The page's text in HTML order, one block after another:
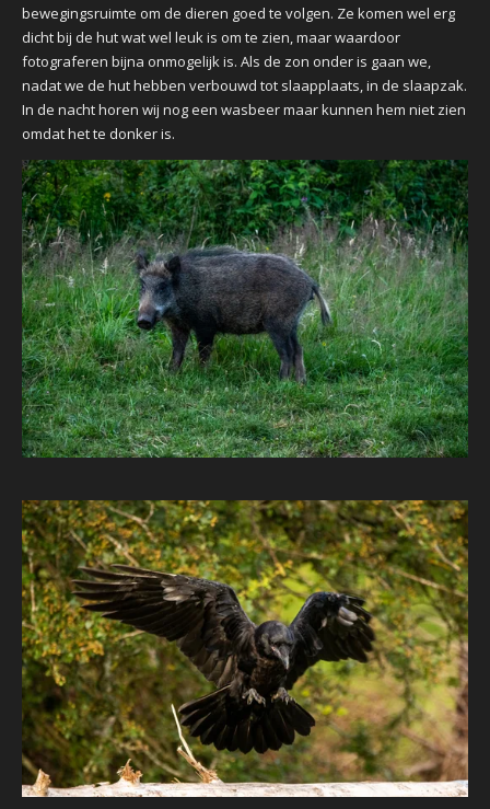
bewegingsruimte om de dieren goed te volgen. Ze komen wel erg
dicht bij de hut wat wel leuk is om te zien, maar waardoor
fotograferen bijna onmogelijk is. Als de zon onder is gaan we,
nadat we de hut hebben verbouwd tot slaapplaats, in de slaapzak.
In de nacht horen wij nog een wasbeer maar kunnen hem niet zien
omdat het te donker is.